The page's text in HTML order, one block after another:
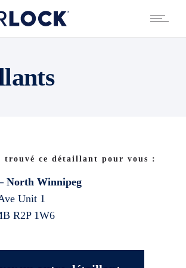
trouvé ce détaillant pour vous :
North Winnipeg
Unit 1
R2P 1W6